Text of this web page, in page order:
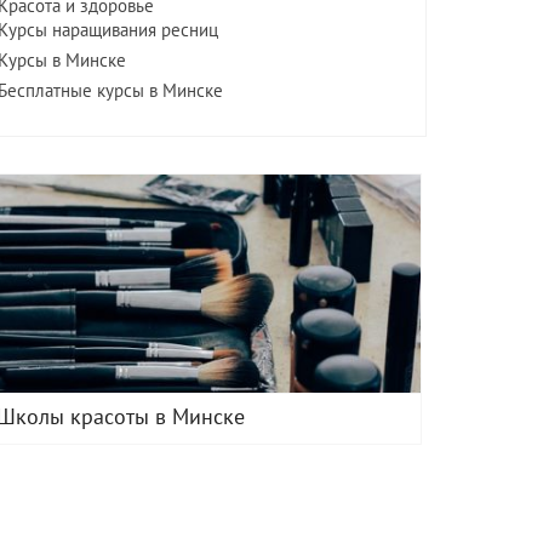
и здоровье
наращивания ресниц
в Минске
курсы в Минске
красоты в Минске